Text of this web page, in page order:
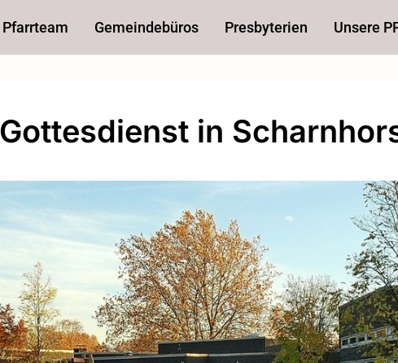
Pfarrteam Gemeindebüros Presbyterien Unsere
Gottesdienst in